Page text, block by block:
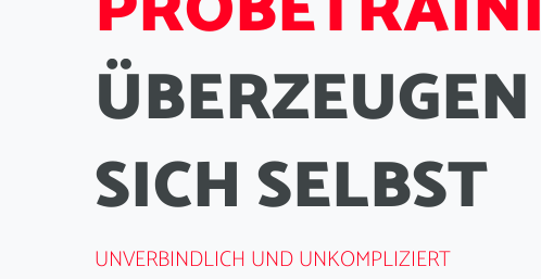
ÜBERZEUGEN
SICHSELBST
UNVERBINDLICH UND UNKOMPLIZIERT